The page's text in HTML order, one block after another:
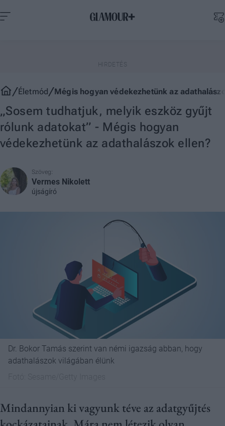
Életmód Mégis hogyan védekezhetünk az
„Sosem tudhatjuk, melyik eszköz gyűjt
rólunk adatokat” - Mégis hogyan
védekezhetünk az adathalászok ellen?
Szöveg:
Vermes Nikolett
újságíró
Dr. Bokor Tamás szerint van némi igazság abban, hogy
adathalászok világában élünk
Mindannyian ki vagyunk téve az adatgyűjtés